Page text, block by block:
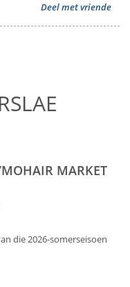
Deel met vriende
MARKET
die 2026-somerseisoen